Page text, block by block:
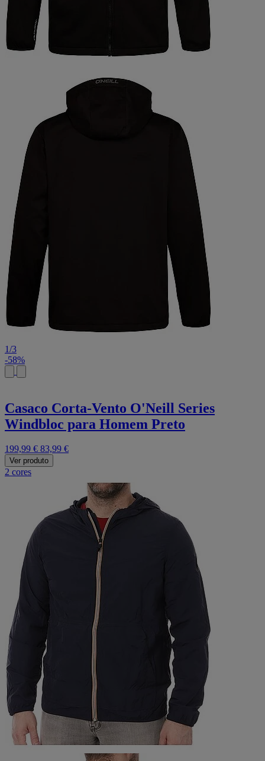
1/3
-58%
Casaco Corta-Vento O'Neill Series
Windbloc para Homem Preto
199,99 € 83,99 €
Ver produto
2 cores